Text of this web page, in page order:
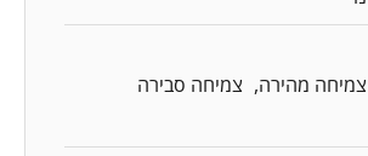
צמיחה מהירה צמיחה סבירה